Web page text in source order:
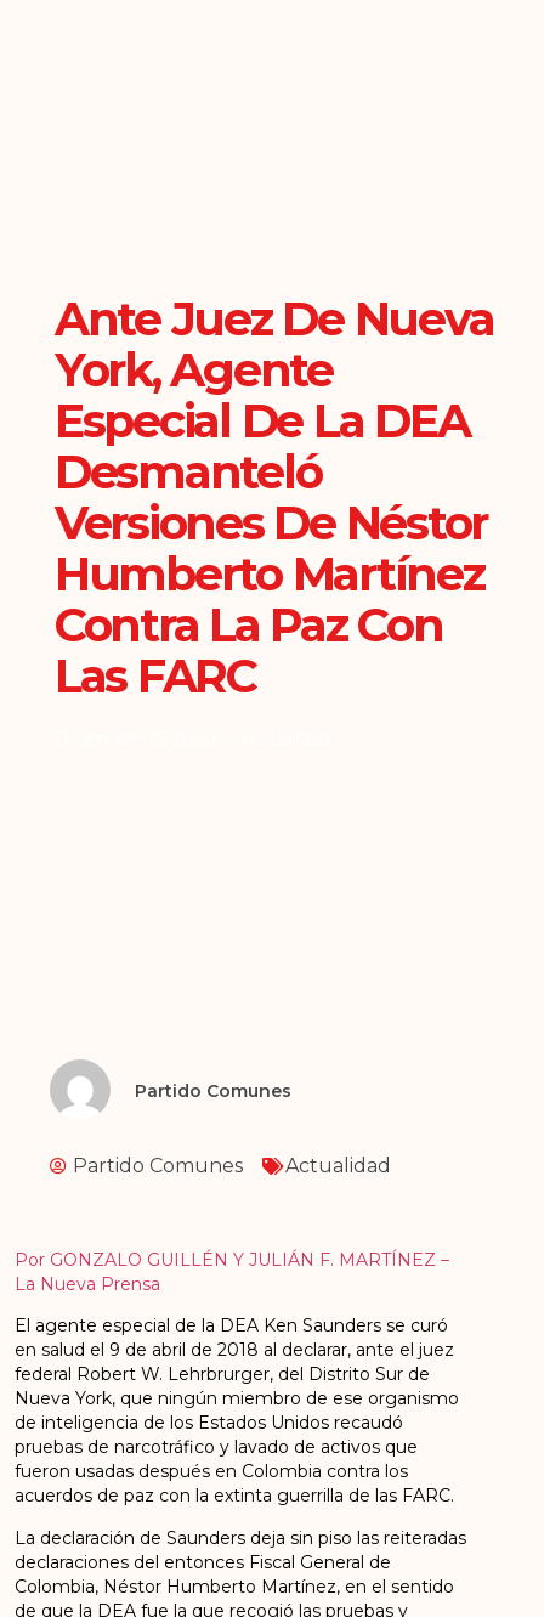
Ante Juez De Nueva
York, Agente
Especial De La DEA
Desmanteló
Versiones De Néstor
Humberto Martínez
Contra La Paz Con
Las FARC
Partido Comunes
Partido Comunes Actualidad
Por GONZALO GUILLÉN Y JULIÁN F. MARTÍNEZ –
La Nueva Prensa
El agente especial de la DEA Ken Saunders se curó
en salud el 9 de abril de 2018 al declarar, ante el juez
federal Robert W. Lehrbrurger, del Distrito Sur de
Nueva York, que ningún miembro de ese organismo
de inteligencia de los Estados Unidos recaudó
pruebas de narcotráfico y lavado de activos que
fueron usadas después en Colombia contra los
acuerdos de paz con la extinta guerrilla de las FARC.
La declaración de Saunders deja sin piso las reiteradas
declaraciones del entonces Fiscal General de
Colombia, Néstor Humberto Martínez, en el sentido
de que la DEA fue la que recogió las pruebas y